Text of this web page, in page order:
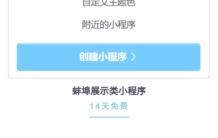
蚌埠展示类小程序
14天免费